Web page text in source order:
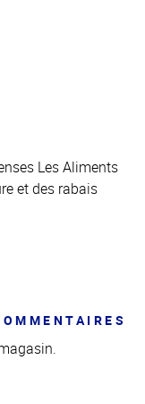
Les Aliments
et des rabais